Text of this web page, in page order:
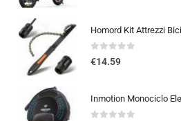
0out of 5
€14.59